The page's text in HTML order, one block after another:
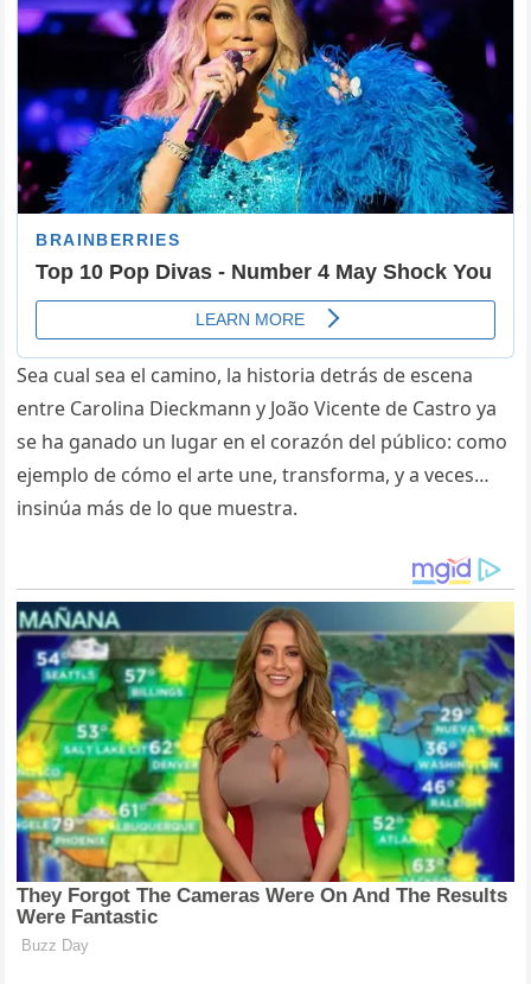
Sea cual sea el camino, la historia detrás de escena
entre Carolina Dieckmann y João Vicente de Castro ya
se ha ganado un lugar en el corazón del público: como
ejemplo de cómo el arte une, transforma, y a veces…
insinúa más de lo que muestra.